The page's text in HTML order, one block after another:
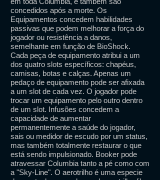
concedidos após a morte. Os
Equipamentos concedem habilidades
passivas que podem melhorar a força do
jogador ou resistência a danos,
semelhante em função de BioShock.
Cada peça de equipamento atribui a um
dos quatro slots específicos: chapéus,
camisas, botas e calças. Apenas um
pedaço de equipamento pode ser afixada
a um slot de cada vez. O jogador pode
trocar um equipamento pelo outro dentro
de um slot. Infusões concedem a
capacidade de aumentar
permanentemente a saúde do jogador,
sais ou medidor de escudo por um status,
mas também totalmente restaurar o que
está sendo impulsionado. Booker pode
atravessar Columbia tanto a pé como com
a "Sky-Line". O aerotrilho é uma especie